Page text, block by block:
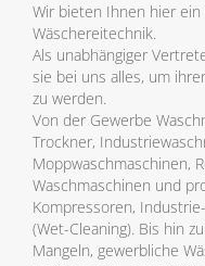
Wir bieten Ihnen hier
Wäschereitechnik.
Als unabhängiger
sie bei uns alles, um
zu werden.
Von der Gewerbe
Trockner,
Moppwaschmaschinen,
Waschmaschinen und
Kompressoren,
(Wet-Cleaning). Bis hin
Mangeln, gewerbliche